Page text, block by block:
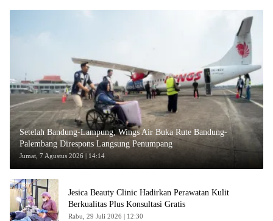
Setelah Bandung-Lampung, Wings Air Buka Rute Bandung-
Palembang Direspons Langsung Penumpang
Jumat, 7 Agustus 2026 | 14:14
Jesica Beauty Clinic Hadirkan Perawatan Kulit
Berkualitas Plus Konsultasi Gratis
Rabu, 29 Juli 2026 | 12:30